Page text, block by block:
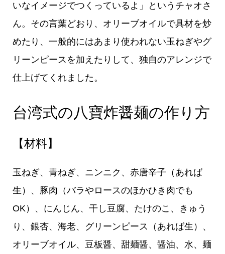
いなイメージでつくっているよ」というチャオさ
ん。その言葉どおり、オリーブオイルで具材を炒
めたり、一般的にはあまり使われない玉ねぎやグ
リーンピースを加えたりして、独自のアレンジで
仕上げてくれました。
台湾式の八寶炸醤麺の作り方
【材料】
玉ねぎ、青ねぎ、ニンニク、赤唐辛子（あれば
生）、豚肉（バラやロースのほかひき肉でも
OK）、にんじん、干し豆腐、たけのこ、きゅう
り、銀杏、海老、グリーンピース（あれば生）、
オリーブオイル、豆板醤、甜麺醤、醤油、水、麺